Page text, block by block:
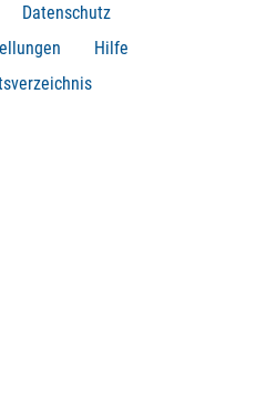
Datenschutz
Hilfe